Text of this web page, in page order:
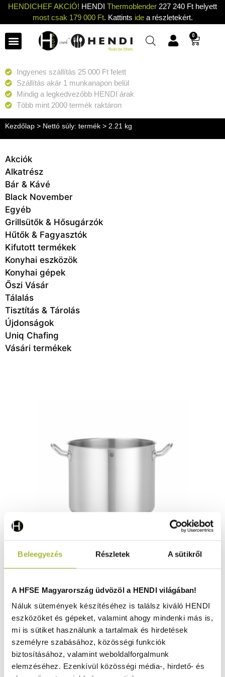
Beleegyezés Részletek A sütikről
A HFSE Magyarország üdvözöl a HENDI világában!
Náluk sütemények készítéséhez is találsz kiváló HENDI
eszközöket és gépeket, valamint ahogy mindenki más is,
mi is sütiket használunk a tartalmak és hirdetések
személyre szabásához, közösségi funkciók
biztosításához, valamint weboldalforgalmunk
elemzéséhez. Ezenkívül közösségi média-, hirdető- és
HENDICHEF AKCIÓ! HENDI Thermoblender 227 240 Ft helyett
most csak 179 000 Ft. Kattints idea részletekért.
0
Ingyenes szállítás 25 000 Ft felett
Szállítás akár 1 munkanapon belül
Mindig a legkedvezőbb HENDI árak
Több mint 2000 termék raktáron
Kezdőlap > Nettó súly: termék > 2.21 kg
Akciók
Alkatrész
Bár & Kávé
Black November
Egyéb
Grillsütők & Hősugárzók
Hűtők & Fagyasztók
Kifutott termékek
Konyhai eszközök
Konyhai gépek
Őszi Vásár
Tálalás
Tisztítás & Tárolás
Újdonságok
Uniq Chafing
Vásári termékek
280x(H)220mm - HENDI 837788
19.630Ft
(15.457Ft+ ÁFA)
KOSÁRBA